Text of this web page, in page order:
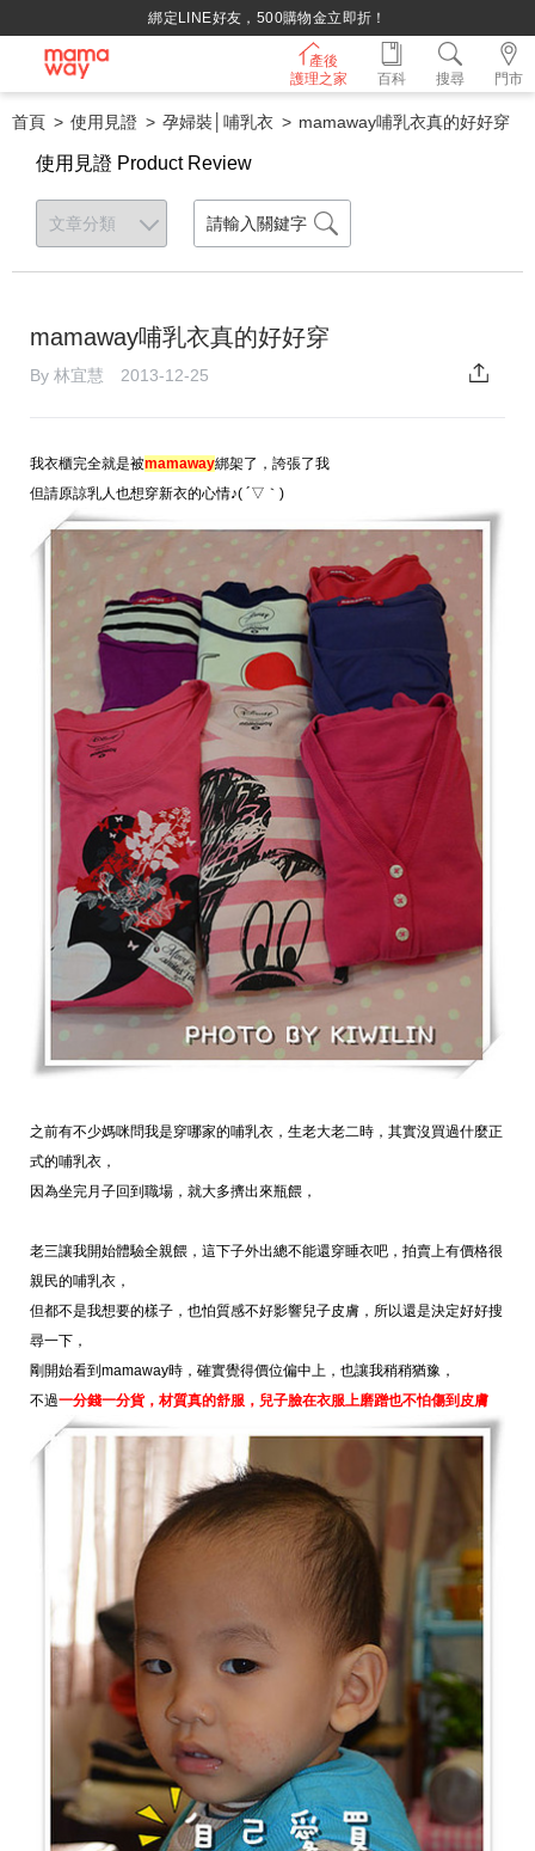
持媽媽手冊兌換媽媽禮｜超實用芬蘭箱免費領取 ~
產後
護理之家
門市
百科 搜尋
首頁 使用見證 孕婦裝│哺乳衣 mamaway哺乳衣真的好好穿
使用見證 Product Review
mamaway哺乳衣真的好好穿
By 林宜慧 2013-12-25
我衣櫃完全就是被mamaway綁架了， 誇張了我
但請原諒乳人也想穿新衣的心情♪( ´ ▽ ｀ )
之前有不少媽咪問我是穿哪家的哺乳衣， 生老大老二時， 其實沒買過什麼正
式的哺乳衣，
因為坐完月子回到職場， 就大多擠出來瓶餵，
老三讓我開始體驗全親餵， 這下子外出總不能還穿睡衣吧， 拍賣上有價格很
親民的哺乳衣，
但都不是我想要的樣子， 也怕質感不好影響兒子皮膚， 所以還是決定好好搜
尋一下，
剛開始看到mamaway時， 確實覺得價位偏中上， 也讓我稍稍猶豫，
不過一分錢一分貨，材質真的舒服， 兒子臉在衣服上磨蹭也不怕傷到皮膚